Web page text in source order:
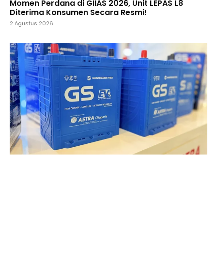
Momen Perdana di GIIAS 2026, Unit LEPAS L8
Diterima Konsumen Secara Resmi!
2 Agustus 2026